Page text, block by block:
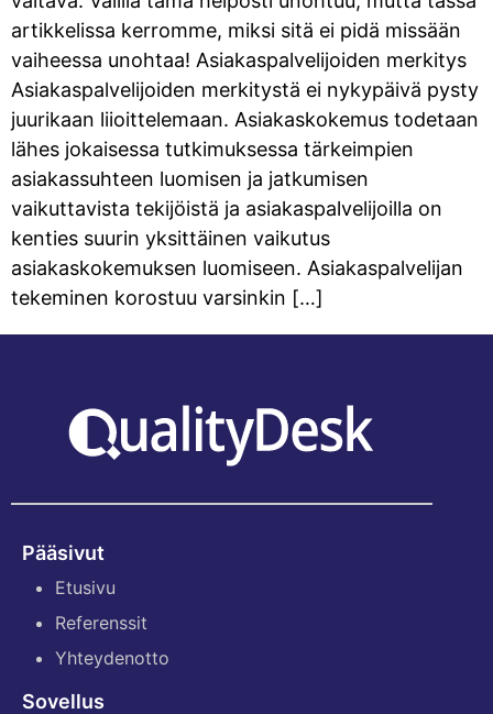
artikkelissa kerromme, miksi sitä ei pidä missään
vaiheessa unohtaa! Asiakaspalvelijoiden merkitys
Asiakaspalvelijoiden merkitystä ei nykypäivä pysty
juurikaan liioittelemaan. Asiakaskokemus todetaan
lähes jokaisessa tutkimuksessa tärkeimpien
asiakassuhteen luomisen ja jatkumisen
vaikuttavista tekijöistä ja asiakaspalvelijoilla on
kenties suurin yksittäinen vaikutus
asiakaskokemuksen luomiseen. Asiakaspalvelijan
tekeminen korostuu varsinkin […]
Pääsivut
Etusivu
Referenssit
Yhteydenotto
Sovellus